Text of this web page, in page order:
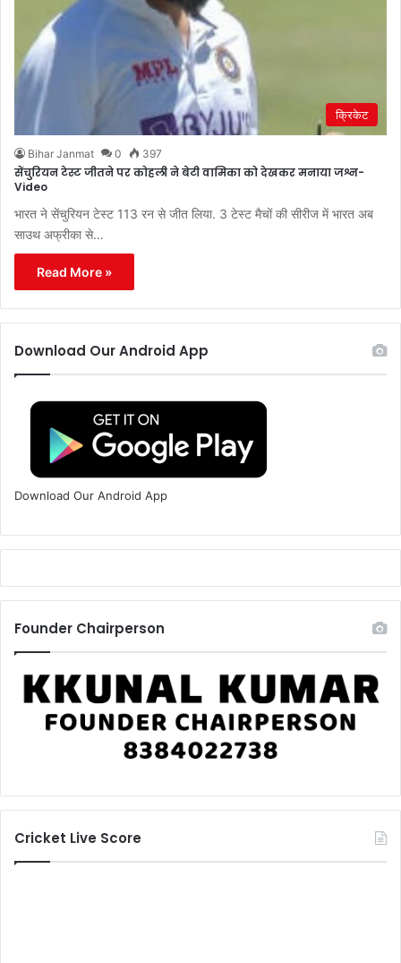
क्रिकेट
Bihar Janmat 0 397
सेंचुरियन टेस्ट जीतने पर कोहली ने बेटी वामिका को देखकर मनाया जश्न-
Video
भारत ने सेंचुरियन टेस्ट 113 रन से जीत लिया. 3 टेस्ट मैचों की सीरीज में भारत अब
साउथ अफ्रीका से…
Read More »
Download Our Android App
Download Our Android App
Founder Chairperson
Cricket Live Score